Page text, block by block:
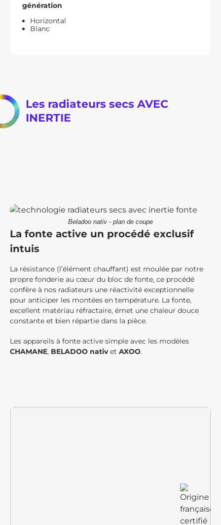
génération
Horizontal
Blanc
Les radiateurs secs AVEC
INERTIE
Beladoo nativ - plan de coupe
La fonte active un procédé exclusif
intuis
La résistance (l’élément chauffant) est moulée par notre
propre fonderie au cœur du bloc de fonte, ce procédé
confère à nos radiateurs une réactivité exceptionnelle
pour anticiper les montées en température. La fonte,
excellent matériau réfractaire, émet une chaleur douce
constante et bien répartie dans la pièce.
Les appareils à fonte active simple avec les modèles
CHAMANE, BELADOO nativet AXOO.